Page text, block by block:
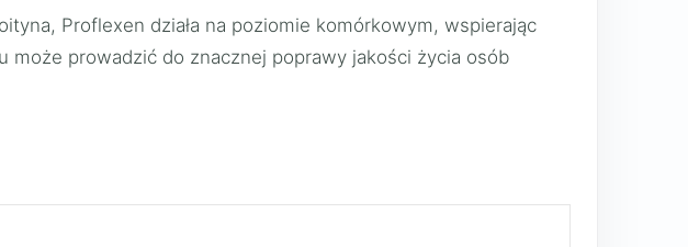
Proflexen działa na poziomie komórkowym, wspierając
prowadzić do znacznej poprawy jakości życia osób